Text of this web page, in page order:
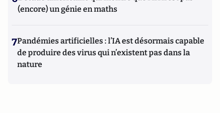
(encore) un génie en maths
7Pandémies artificielles : l’IA est désormais capable
de produire des virus qui n’existent pas dans la
nature